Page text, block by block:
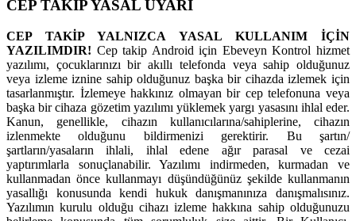
CEP TAKİP YASAL UYARI
CEP TAKİP YALNIZCA YASAL KULLANIM İÇİN
YAZILIMDIR! Cep takip Android için Ebeveyn Kontrol hizmet
yazılımı, çocuklarınızı bir akıllı telefonda veya sahip olduğunuz
veya izleme iznine sahip olduğunuz başka bir cihazda izlemek için
tasarlanmıştır. İzlemeye hakkınız olmayan bir cep telefonuna veya
başka bir cihaza gözetim yazılımı yüklemek yargı yasasını ihlal eder.
Kanun, genellikle, cihazın kullanıcılarına/sahiplerine, cihazın
izlenmekte olduğunu bildirmenizi gerektirir. Bu şartın/
şartların/yasaların ihlali, ihlal edene ağır parasal ve cezai
yaptırımlarla sonuçlanabilir. Yazılımı indirmeden, kurmadan ve
kullanmadan önce kullanmayı düşündüğünüz şekilde kullanmanın
yasallığı konusunda kendi hukuk danışmanınıza danışmalısınız.
Yazılımın kurulu olduğu cihazı izleme hakkına sahip olduğunuzu